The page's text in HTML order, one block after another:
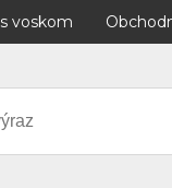
voskom